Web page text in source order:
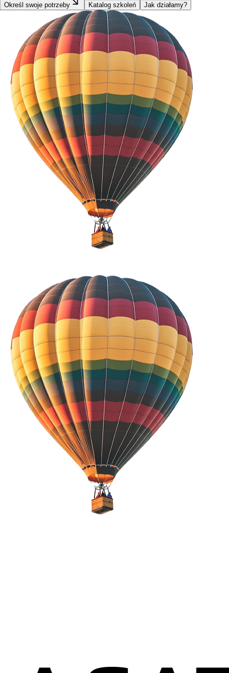
Określ swoje potrzeby Katalog szkoleń Jak działamy?